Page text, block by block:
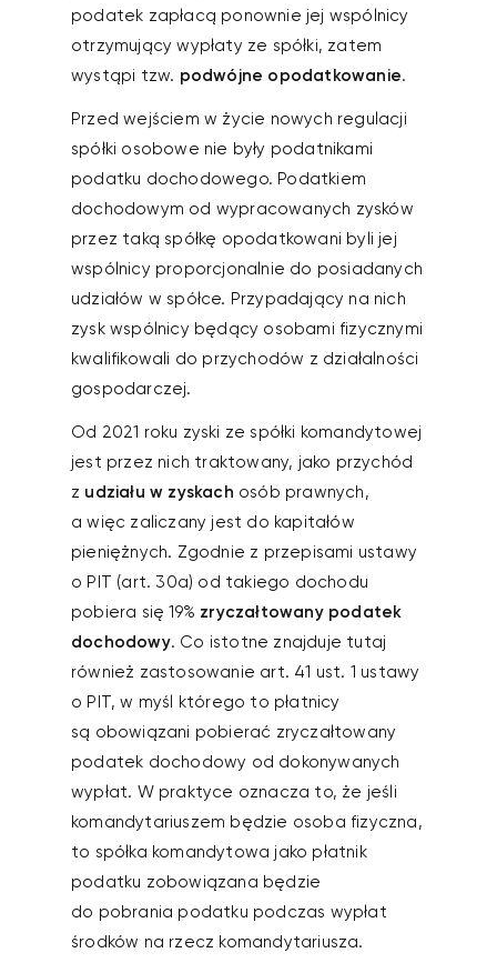
podatek zapłacą ponownie jej wspólnicy
otrzymujący wypłaty ze spółki, zatem
wystąpi tzw. podwójne opodatkowanie.
Przed wejściem w życie nowych regulacji
spółki osobowe nie były podatnikami
podatku dochodowego. Podatkiem
dochodowym od wypracowanych zysków
przez taką spółkę opodatkowani byli jej
wspólnicy proporcjonalnie do posiadanych
udziałów w spółce. Przypadający na nich
zysk wspólnicy będący osobami fizycznymi
kwalifikowali do przychodów z działalności
gospodarczej.
Od 2021 roku zyski ze spółki komandytowej
jest przez nich traktowany, jako przychód
z udziału w zyskach osób prawnych,
a więc zaliczany jest do kapitałów
pieniężnych. Zgodnie z przepisami ustawy
o PIT (art. 30a) od takiego dochodu
pobiera się 19% zryczałtowany podatek
dochodowy. Co istotne znajduje tutaj
również zastosowanie art. 41 ust. 1 ustawy
o PIT, w myśl którego to płatnicy
są obowiązani pobierać zryczałtowany
podatek dochodowy od dokonywanych
wypłat. W praktyce oznacza to, że jeśli
komandytariuszem będzie osoba fizyczna,
to spółka komandytowa jako płatnik
podatku zobowiązana będzie
do pobrania podatku podczas wypłat
środków na rzecz komandytariusza.